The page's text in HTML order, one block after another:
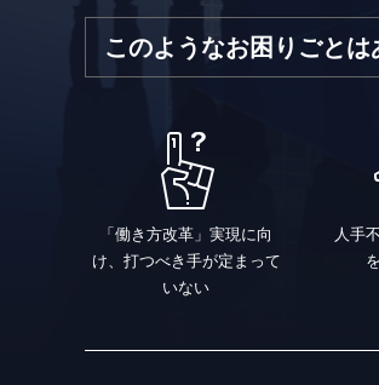
このようなお困りごと
「働き方改革」実現に向
け、打つべき手が定まって
いない
人手